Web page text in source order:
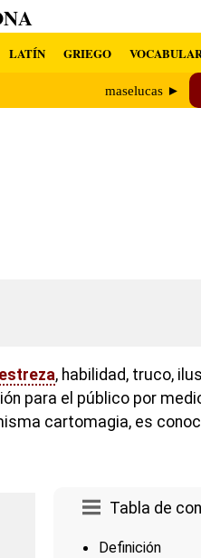
LATÍN GRIEGO
maselucas ►
, habilidad, truco,
para el público por
cartomagia, es
Tabla de
Definición